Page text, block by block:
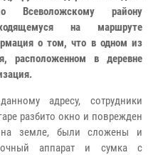
Всеволожскому району
на маршруте
о том, что в одном из
расположенном в деревне
адресу, сотрудники
разбито окно и поврежден
земле, были сложены и
аппарат и сумка с